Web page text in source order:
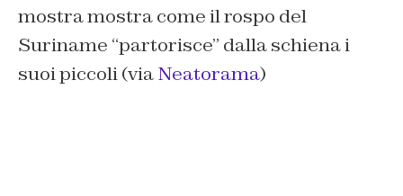
mostra mostra come il rospo del
Suriname “partorisce” dalla schiena i
suoi piccoli (viaNeatorama)